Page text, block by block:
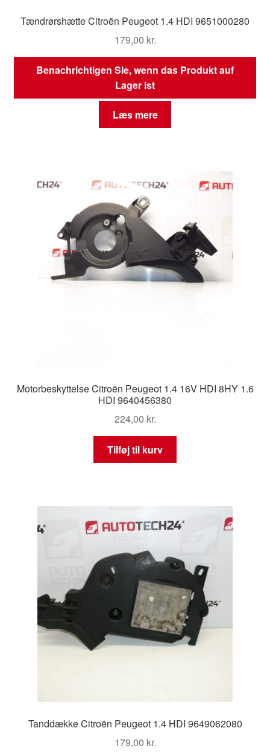
Tændrørshætte Citroën Peugeot 1.4 HDI 9651000280
179,00 kr.
Benachrichtigen Sie, wenn das Produkt auf
Lager ist
Læs mere
Motorbeskyttelse Citroën Peugeot 1.4 16V HDI 8HY 1.6
HDI 9640456380
224,00 kr.
Tilføj til kurv
Tanddække Citroën Peugeot 1.4 HDI 9649062080
179,00 kr.